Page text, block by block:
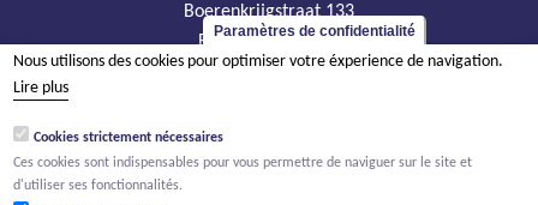
Boerenkrijgstraat 133
BE - 2800 Malines
tél +32 15 569 965
RPM Anvers, département Malines
Paramètres de confidentialité
Nous utilisons des cookies pour optimiser votre éxperience de navigation.
Lire plus
Cookies strictement nécessaires
Ces cookies sont indispensables pour vous permettre de naviguer sur le site et
d'utiliser ses fonctionnalités.